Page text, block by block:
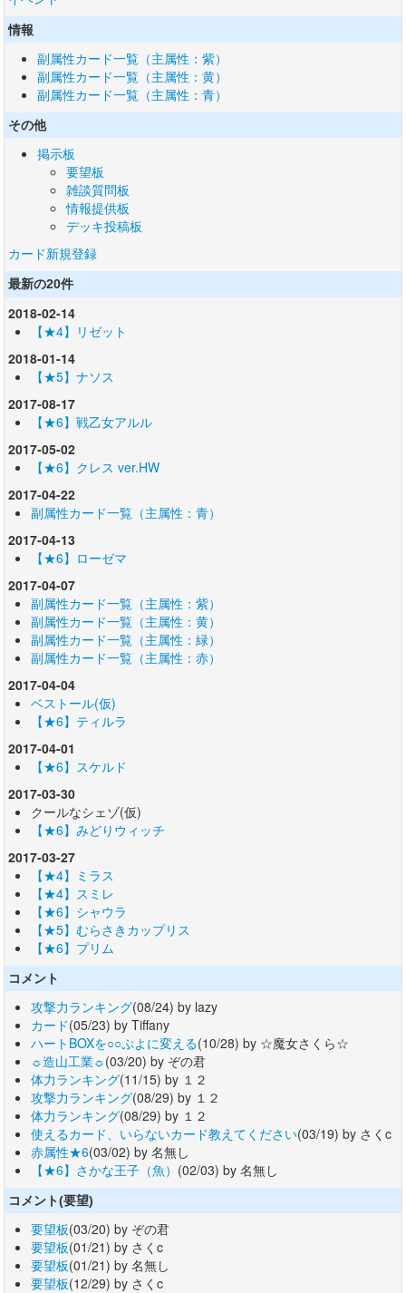
情報
副属性カード一覧（主属性：紫）
副属性カード一覧（主属性：黄）
副属性カード一覧（主属性：青）
その他
掲示板
要望板
雑談質問板
情報提供板
デッキ投稿板
カード新規登録
最新の20件
2018-02-14
【★4】リゼット
2018-01-14
【★5】ナソス
2017-08-17
【★6】戦乙女アルル
2017-05-02
【★6】クレス ver.HW
2017-04-22
副属性カード一覧（主属性：青）
2017-04-13
【★6】ローゼマ
2017-04-07
副属性カード一覧（主属性：紫）
副属性カード一覧（主属性：黄）
副属性カード一覧（主属性：緑）
副属性カード一覧（主属性：赤）
2017-04-04
ベストール(仮)
【★6】ティルラ
2017-04-01
【★6】スケルド
2017-03-30
クールなシェゾ(仮)
【★6】みどりウィッチ
2017-03-27
【★4】ミラス
【★4】スミレ
【★6】シャウラ
【★5】むらさきカップリス
【★6】プリム
コメント
攻撃力ランキング(08/24) by lazy
カード(05/23) by Tiffany
ハートBOXを○○ぷよに変える(10/28) by ☆魔女さくら☆
☼造山工業☼(03/20) by ぞの君
体力ランキング(11/15) by １２
攻撃力ランキング(08/29) by １２
体力ランキング(08/29) by １２
使えるカード、いらないカード教えてください(03/19) by さくc
赤属性★6(03/02) by 名無し
【★6】さかな王子（魚） (02/03) by 名無し
コメント(要望)
要望板(03/20) by ぞの君
要望板(01/21) by さくc
要望板(01/21) by 名無し
要望板(12/29) by さくc